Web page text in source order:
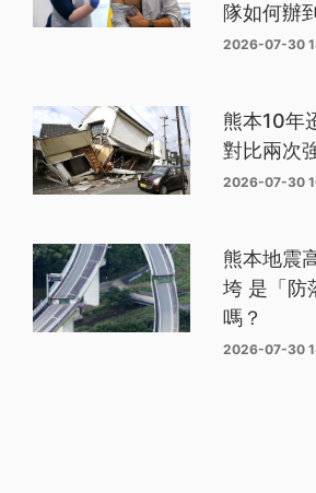
隊如何辦
2026-07-30
熊本10年
對比兩次
2026-07-30
熊本地震
垮 是「防
嗎？
2026-07-30